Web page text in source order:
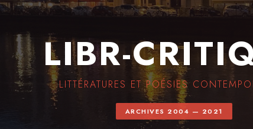
LIBR-
LITTÉRATURES ET POÉSIES
ARCHIVES 2004 — 2021